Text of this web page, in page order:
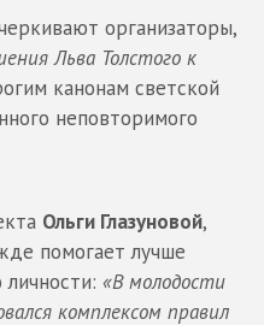
организаторы,
Льва Толстого к
канонам светской
неповторимого
Ольги Глазуновой,
помогает лучше
«В молодости
комплексом правил